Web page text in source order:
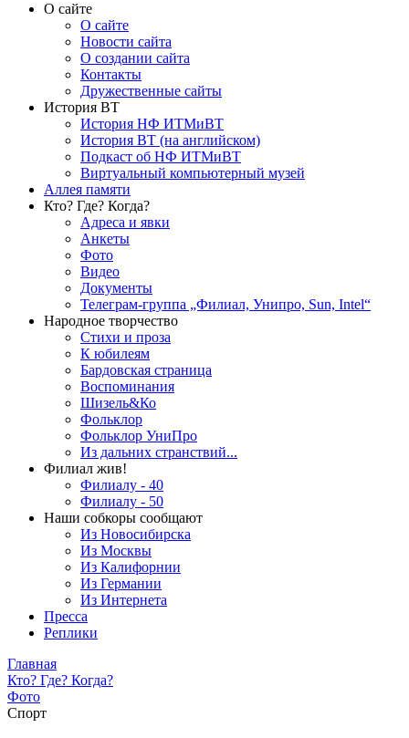
О сайте
О сайте
Новости сайта
О создании сайта
Контакты
Дружественные сайты
История ВТ
История НФ ИТМиВТ
История ВТ (на английском)
Подкаст об НФ ИТМиВТ
Виртуальный компьютерный музей
Аллея памяти
Кто? Где? Когда?
Адреса и явки
Анкеты
Фото
Видео
Документы
Телеграм-группа „Филиал, Унипро, Sun, Intel“
Народное творчество
Стихи и проза
К юбилеям
Бардовская страница
Воспоминания
Шизель&Ко
Фольклор
Фольклор УниПро
Из дальних странствий...
Филиал жив!
Филиалу - 40
Филиалу - 50
Наши собкоры сообщают
Из Новосибирска
Из Москвы
Из Калифорнии
Из Германии
Из Интернета
Пресса
Реплики
Главная
Кто? Где? Когда?
Фото
Спорт